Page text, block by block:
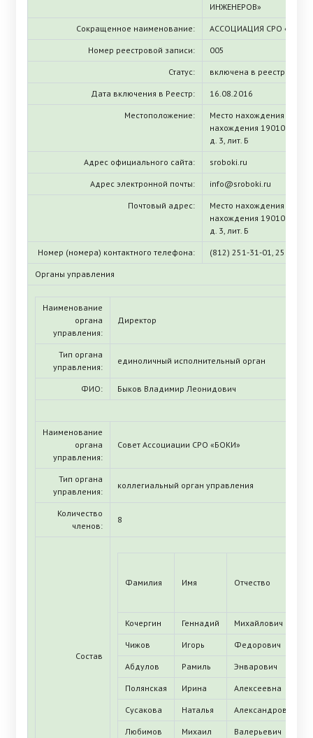
ИНЖЕНЕРОВ»
Сокращенное наименование: АССОЦИАЦИЯ СРО
Номер реестровой записи: 005
Статус: включена в реестр
Дата включения в Реестр: 16.08.2016
Местоположение:
Место нахождения
нахождения 190103, г.
д. 3, лит. Б
Адрес официального сайта: sroboki.ru
Адрес электронной почты: info@sroboki.ru
Почтовый адрес:
Место нахождения
нахождения 190103, г.
д. 3, лит. Б
Номер (номера) контактного телефона: (812) 251-31-01, 251-10-
Органы управления
Наименование
органа
управления:
Директор
Тип органа
управления:
единоличный исполнительный орган
ФИО: Быков Владимир Леонидович
Наименование
органа
управления:
Совет Ассоциации СРО «БОКИ»
Тип органа
управления:
коллегиальный орган управления
Количество
членов:
8
Состав
Фамилия Имя Отчество
Кочергин Геннадий Михайлович
Чижов Игорь Федорович
Абдулов Рамиль Энварович
Полянская Ирина Алексеевна
Сусакова Наталья Александровна
Любимов Михаил Валерьевич